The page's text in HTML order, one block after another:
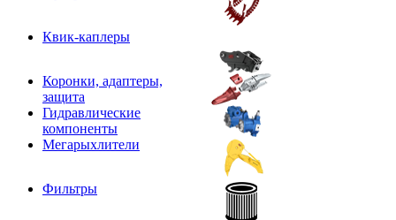
Квик-каплеры
Коронки, адаптеры,
защита
Гидравлические
компоненты
Мегарыхлители
Фильтры